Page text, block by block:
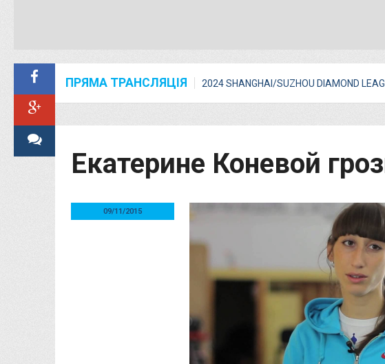
ПРЯМА ТРАНСЛЯЦІЯ 2024 SHANGHAI/SUZHOU DIAMOND
Екатерине Коневой
09/11/2015